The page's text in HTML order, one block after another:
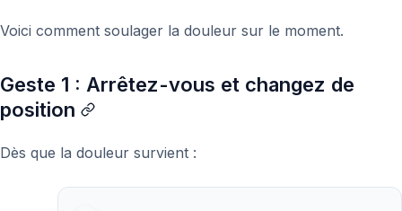
Voici comment soulager la douleur sur le moment.
Geste 1 : Arrêtez-vous et changez de
position
Dès que la douleur survient :